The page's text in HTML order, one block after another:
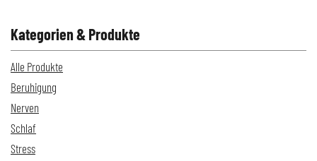
Kategorien & Produkte
Alle Produkte
Beruhigung
Nerven
Schlaf
Stress